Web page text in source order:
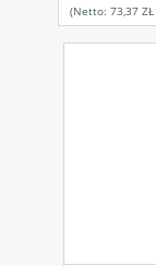
(netto:73,37 ZŁ